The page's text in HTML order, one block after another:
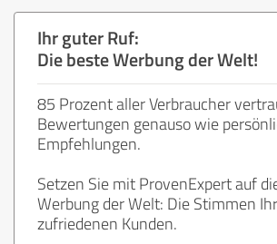
Ihr guter Ruf:
Die beste Werbung der Welt!
85 Prozent aller Verbraucher
Bewertungen genauso wie
Empfehlungen.
Setzen Sie mit ProvenExpert auf
Werbung der Welt: Die Stimmen
zufriedenen Kunden.